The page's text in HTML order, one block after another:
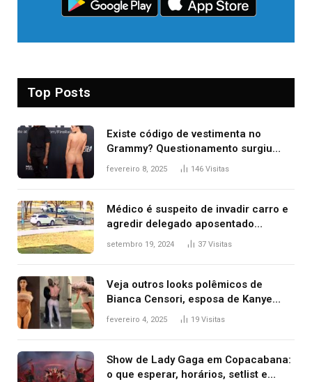
Top Posts
Existe código de vestimenta no
Grammy? Questionamento surgiu
após Bianca Censori, mulher de
fevereiro 8, 2025 146 Visitas
Médico é suspeito de invadir carro e
agredir delegado aposentado
durante confusão no trânsito
setembro 19, 2024 37 Visitas
Veja outros looks polêmicos de
Bianca Censori, esposa de Kanye
West que apareceu nua no Grammy
fevereiro 4, 2025 19 Visitas
Show de Lady Gaga em Copacabana:
o que esperar, horários, setlist e